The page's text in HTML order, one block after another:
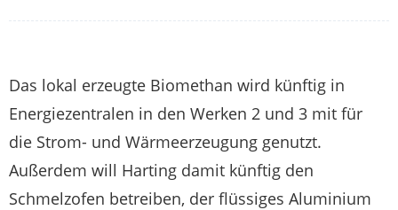
Das lokal erzeugte Biomethan wird künftig in
Energiezentralen in den Werken 2 und 3 mit für
die Strom- und Wärmeerzeugung genutzt.
Außerdem will Harting damit künftig den
Schmelzofen betreiben, der flüssiges Aluminium